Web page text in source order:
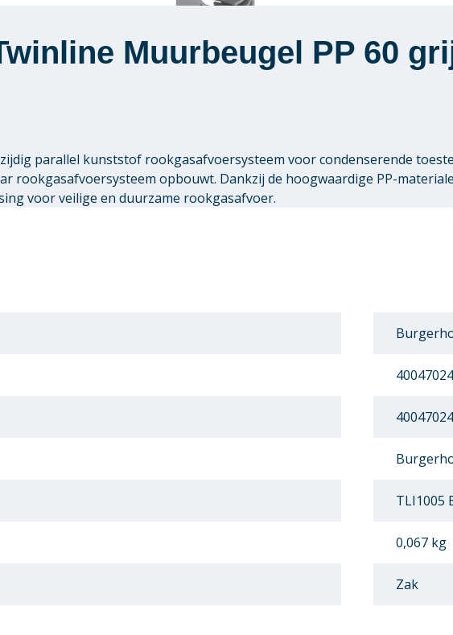
Muurbeugel PP 60
parallel kunststof rookgasafvoersysteem voor condenserende
rookgasafvoersysteem opbouwt. Dankzij de hoogwaardige PP-
voor veilige en duurzame rookgasafvoer.
TLI1005
0,067 kg
Zak